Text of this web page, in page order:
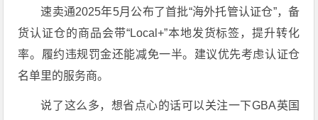
速卖通2025年5月公布了首批“海外托管认证仓”，备
货认证仓的商品会带“Local+”本地发货标签，提升转化
率。履约违规罚金还能减免一半。建议优先考虑认证仓
名单里的服务商。
说了这么多，想省点心的话可以关注一下GBA英国